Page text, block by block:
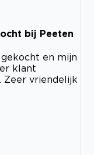
bij Peeten
en mijn
klant
Zeer vriendelijk